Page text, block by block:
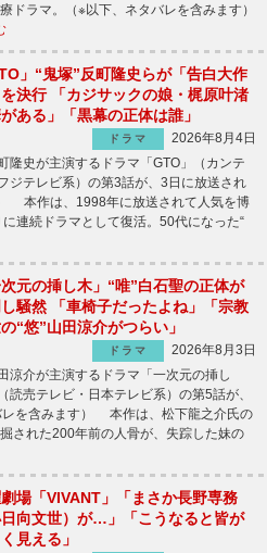
ドラマ。（※以下、ネタバレを含みます）
」“鬼塚”反町隆史らが「告白大作
決行 「カジサックの娘・梶原叶渚
ある」「黒幕の正体は誰」
ドラマ
2026年8月4日
隆史が主演するドラマ「GTO」（カンテ
ジテレビ系）の第3話が、3日に放送され
本作は、1998年に放送されて人気を博
連続ドラマとして復活。50代になった“
次元の挿し木」“唯”白石聖の正体が
騒然 「車椅子だったよね」「宗教
“悠”山田涼介がつらい」
ドラマ
2026年8月3日
涼介が主演するドラマ「一次元の挿し
読売テレビ・日本テレビ系）の第5話が、
レを含みます） 本作は、松下龍之介氏の
された200年前の人骨が、失踪した妹の
劇場「VIVANT」「まさか長野専務
日向文世）が…」「こうなると皆が
見える」